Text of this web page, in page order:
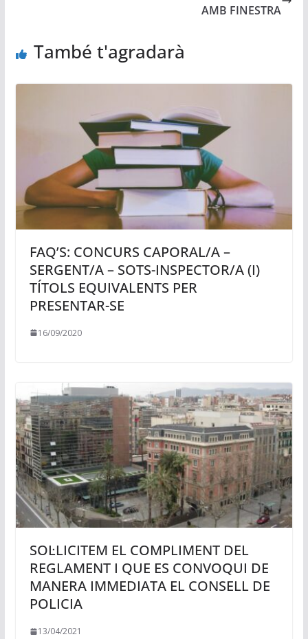
AMB FINESTRA
També t'agradarà
FAQ’S: CONCURS CAPORAL/A –
SERGENT/A – SOTS-INSPECTOR/A (I)
TÍTOLS EQUIVALENTS PER
PRESENTAR-SE
16/09/2020
SOL·LICITEM EL COMPLIMENT DEL
REGLAMENT I QUE ES CONVOQUI DE
MANERA IMMEDIATA EL CONSELL DE
POLICIA
13/04/2021